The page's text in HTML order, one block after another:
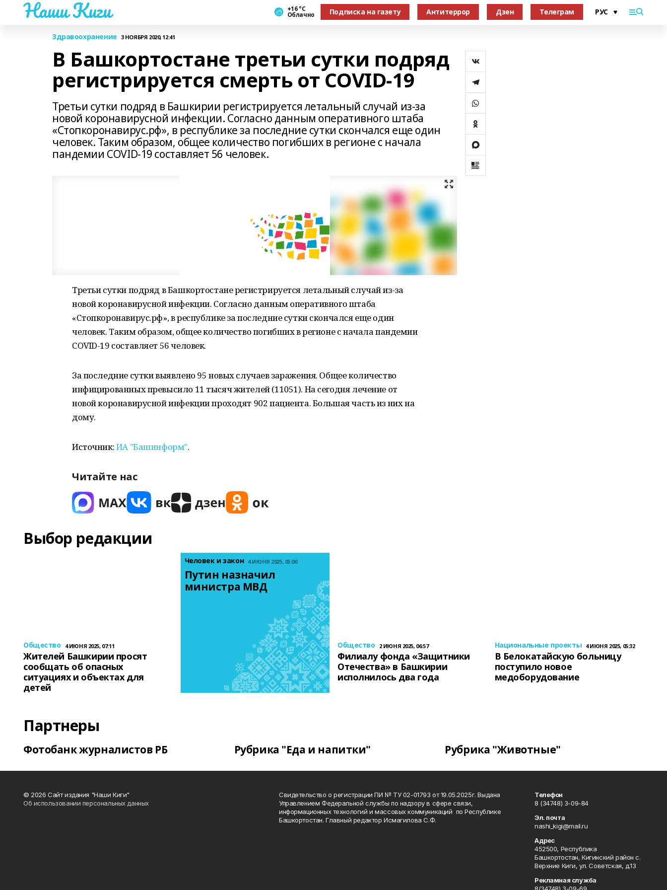
Наши Киги +16 °С
Облачно Подписка на газету Антитеррор Дзен Телеграм
Здравоохранение 3 НОЯБРЯ 2020, 12:41
В Башкортостане третьи сутки подряд
регистрируется смерть от COVID-19
Третьи сутки подряд в Башкирии регистрируется летальный случай из-за
новой коронавирусной инфекции. Согласно данным оперативного штаба
«Стопкоронавирус.рф», в республике за последние сутки скончался еще один
человек. Таким образом, общее количество погибших в регионе с начала
пандемии COVID-19 составляет 56 человек.
Третьи сутки подряд в Башкортостане регистрируется летальный случай из-за
новой коронавирусной инфекции. Согласно данным оперативного штаба
«Стопкоронавирус.рф», в республике за последние сутки скончался еще один
человек. Таким образом, общее количество погибших в регионе с начала пандемии
COVID-19 составляет 56 человек.
За последние сутки выявлено 95 новых случаев заражения. Общее количество
инфицированных превысило 11 тысяч жителей (11051). На сегодня лечение от
новой коронавирусной инфекции проходят 902 пациента. Большая часть из них на
дому.
Источник:ИА "Башинформ".
Читайте нас
Выбор редакции
Общество 4 ИЮНЯ 2025, 07:11
Жителей Башкирии просят
сообщать об опасных
ситуациях и объектах для
детей
Человек и закон 4 ИЮНЯ 2025, 05:00
Путин назначил
министра МВД
Общество 2 ИЮНЯ 2025, 06:57
Филиалу фонда «Защитники
Отечества» в Башкирии
исполнилось два года
Национальные проекты 4 ИЮНЯ 2025, 05:32
В Белокатайскую больницу
поступило новое
медоборудование
Партнеры
Фотобанк журналистов РБ Рубрика "Еда и напитки" Рубрика "Животные"
© 2026 Сайт издания "Наши Киги"
Об использовании персональных данных
Свидетельство о регистрации ПИ № ТУ 02-01793 от 19.05.2025г. Выдана
Управлением Федеральной службы по надзору в сфере связи,
информационных технологий и массовых коммуникаций по Республике
Башкортостан. Главный редактор Исмагилова С.Ф.
Телефон
8 (34748) 3-09-84
Эл. почта
nashi_kigi@mail.ru
Адрес
452500, Республика
Башкортостан, Кигинский район с.
Верхние Киги, ул. Советская, д.13
Рекламная служба